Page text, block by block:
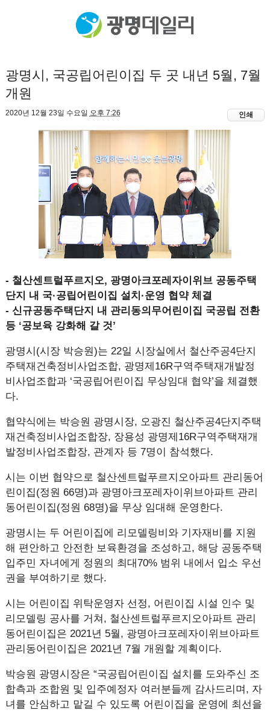
광명시, 국공립어린이집 두 곳 내년 5월, 7월
개원
2020년 12월 23일 수요일 오후 7:26 인쇄
- 철산센트럴푸르지오, 광명아크포레자이위브 공동주택
단지 내 국·공립어린이집 설치·운영 협약 체결
- 신규공동주택단지 내 관리동의무어린이집 국공립 전환
등 ‘공보육 강화해 갈 것’
광명시(시장 박승원)는 22일 시장실에서 철산주공4단지
주택재건축정비사업조합, 광명제16R구역주택재개발정
비사업조합과 ‘국공립어린이집 무상임대 협약’을 체결했
다.
협약식에는 박승원 광명시장, 오광진 철산주공4단지주택
재건축정비사업조합장, 장용성 광명제16R구역주택재개
발정비사업조합장, 관계자 등 7명이 참석했다.
시는 이번 협약으로 철산센트럴푸르지오아파트 관리동어
린이집(정원 66명)과 광명아크포레자이위브아파트 관리
동어린이집(정원 68명)을 무상 임대해 운영한다.
광명시는 두 어린이집에 리모델링비와 기자재비를 지원
해 편안하고 안전한 보육환경을 조성하고, 해당 공동주택
입주민 자녀에게 정원의 최대70% 범위 내에서 입소 우선
권을 부여하기로 했다.
시는 어린이집 위탁운영자 선정, 어린이집 시설 인수 및
리모델링 공사를 거쳐, 철산센트럴푸르지오아파트 관리
동어린이집은 2021년 5월, 광명아크포레자이위브아파트
관리동어린이집은 2021년 7월 개원할 계획이다.
박승원 광명시장은 “국공립어린이집 설치를 도와주신 조
합측과 조합원 및 입주예정자 여러분들께 감사드리며, 자
녀를 안심하고 맡길 수 있도록 어린이집을 운영에 최선을